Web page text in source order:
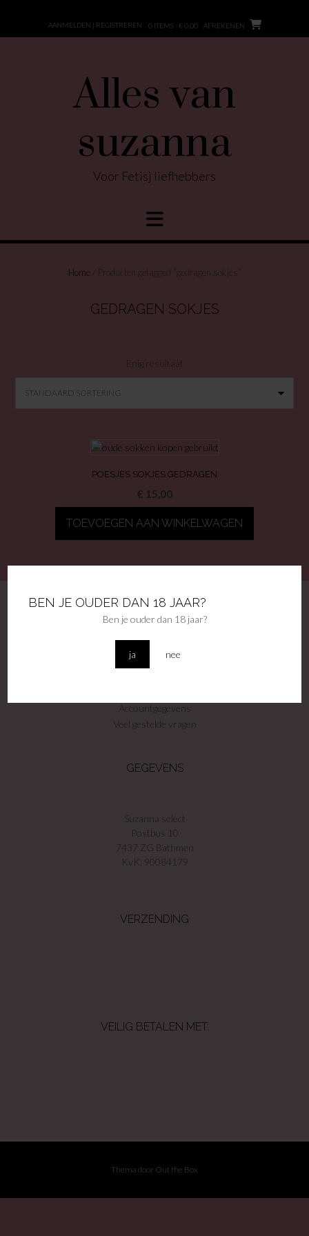
BEN JE OUDER DAN 18 JAAR?
Ben je ouder dan 18 jaar?
ja nee
de
AANMELDEN | REGISTREREN 0 ITEMS - € 0,00 AFREKENEN
Alles van
suzanna
Voor Fetisj liefhebbers
Home / Producten getagged “gedragen sokjes”
GEDRAGEN SOKJES
Enig resultaat
POESJES SOKJES GEDRAGEN
€ 15,00
TOEVOEGEN AAN WINKELWAGEN
Privacy voorwaarden
Accountgegevens
Veel gestelde vragen
GEGEVENS
Suzanna select
Postbus 10
7437 ZG Bathmen
KvK: 90084179
VERZENDING
VEILIG BETALEN MET:
Thema door Out the Box